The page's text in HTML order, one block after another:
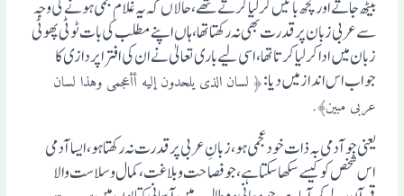
بیٹھ جاتے اورکچھ باتیں کرلیا کرتے تھے، حالاں کہ یہ غلام عجمی ہونے کی وجہ
سے عربی زبان پر قدرت بھی نہ رکھتا تھا، ہاں اپنے مطلب کی بات ٹوٹی پھوٹی
زبان میں ادا کرلیا کرتا تھا، اسی لیے باری تعالیٰ نے ان کی افترا پردازی کا
جواب اس انداز میں دیا :﴿ لسان الذی یلحدون إلیه أأعجمی وہذا لسان
عربی مبین﴾․
یعنی جو آدمی بہ ذات خود عجمی ہو، زبانِ عربی پرقدرت نہ رکھتا ہو، ایسا آدمی
اس شخص کو کیسے سکھا سکتا ہے، جو فصاحت وبلاغت، کمال وسلاست والا